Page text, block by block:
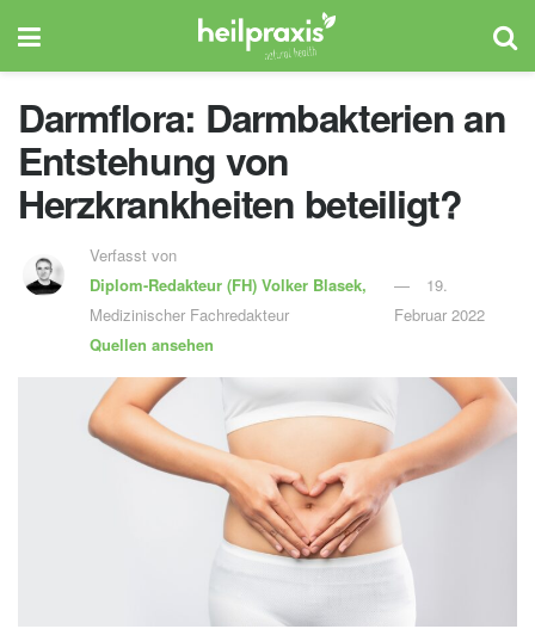
Darmflora: Darmbakterien an
Entstehung von
Herzkrankheiten beteiligt?
Verfasst von
Diplom-Redakteur (FH) Volker Blasek,
Medizinischer Fachredakteur
Quellen ansehen
19.
Februar 2022